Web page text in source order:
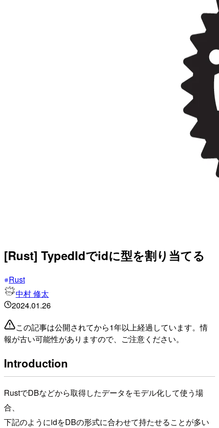
[Rust] TypedIdでidに型を割り当てる
Rust
中村 修太
2024.01.26
この記事は公開されてから1年以上経過しています。情
報が古い可能性がありますので、ご注意ください。
Introduction
RustでDBなどから取得したデータをモデル化して使う場
合、
下記のようにidをDBの形式に合わせて持たせることが多い